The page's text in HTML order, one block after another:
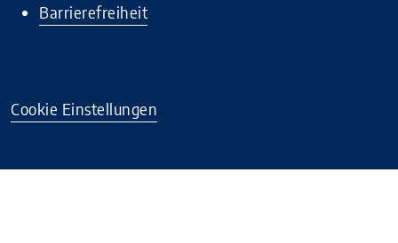
Barrierefreiheit
Cookie Einstellungen